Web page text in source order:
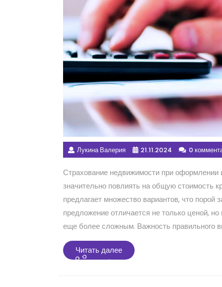
Лукина Валерия 21.11.2024 0
Страхование недвижимости при
значительно повлиять на общую стоимость
предлагает множество вариантов, что
предложение отличается не только ценой,
еще более сложным. Важность правильного
Читать далееЧитать
далее